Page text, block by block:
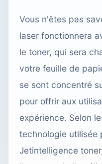
Vous n'êtes pas
laser fonctionnera
le toner, qui sera
votre feuille de
se sont concentré
pour offrir aux
expérience. Selon
technologie utilisée
Jetintelligence